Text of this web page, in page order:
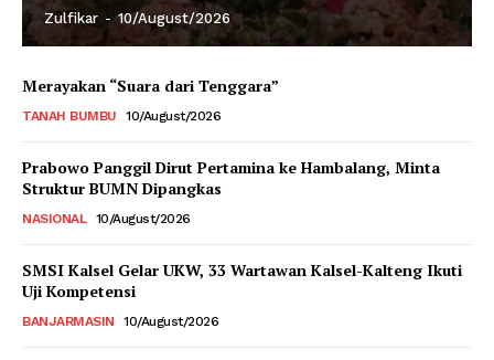
Zulfikar - 10/August/2026
Merayakan “Suara dari Tenggara”
TANAH BUMBU 10/August/2026
Prabowo Panggil Dirut Pertamina ke Hambalang, Minta
Struktur BUMN Dipangkas
NASIONAL 10/August/2026
SMSI Kalsel Gelar UKW, 33 Wartawan Kalsel-Kalteng Ikuti
Uji Kompetensi
BANJARMASIN 10/August/2026